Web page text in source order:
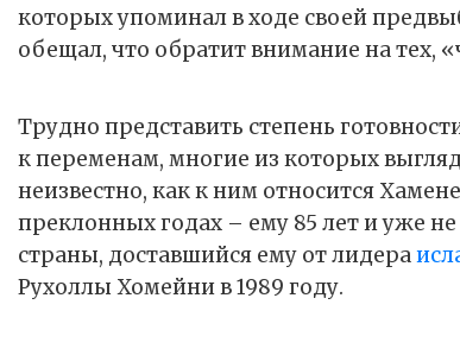
которых упоминал в ходе своей
обещал, что обратит внимание на тех,
Трудно представить степень
к переменам, многие из которых
неизвестно, как к ним относится
преклонных годах – ему 85 лет и уже
страны, доставшийся ему от лидера
Рухоллы Хомейни в 1989 году.